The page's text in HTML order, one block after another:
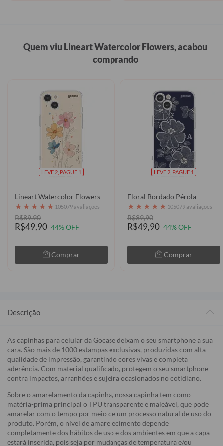
Quem viu Lineart Watercolor Flowers, acabou
comprando
LEVE 2, PAGUE 1
Lineart Watercolor Flowers
★ ★ ★ ★ ★ 105079 avaliações
R$89,90
R$49,90 44% OFF
Comprar
LEVE 2, PAGUE 1
Floral Bordado Pérola
★ ★ ★ ★ ★ 105079 avaliações
R$89,90
R$49,90 44% OFF
Comprar
Descrição
As capinhas para celular da Gocase deixam o seu smartphone a sua
cara. São mais de 1000 estampas exclusivas, produzidas com alta
qualidade de impressão, garantindo cores vivas e completa
aderência. Com material qualificado, protegem o seu smartphone
contra impactos, arranhões e sujeira ocasionados no cotidiano.
Sobre o amarelamento da capinha, nossa capinha tem como
matéria-prima principal o TPU transparente e maleável, que pode
amarelar com o tempo por meio de um processo natural de uso do
produto. Porém, o nível de amarelecimento depende
completamente dos hábitos de uso e dos ambientes em que a capa
estará inserida, pois seja por mudanças de temperatura e/ou